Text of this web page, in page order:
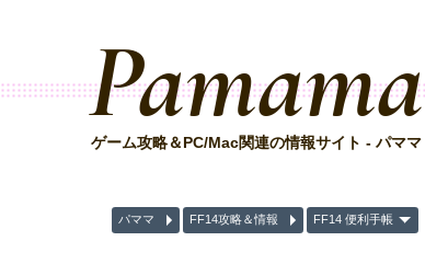
Pamama
ゲーム攻略＆PC/Mac関連の情報サイト - パママ
パママ FF14攻略＆情報 FF14 便利手帳